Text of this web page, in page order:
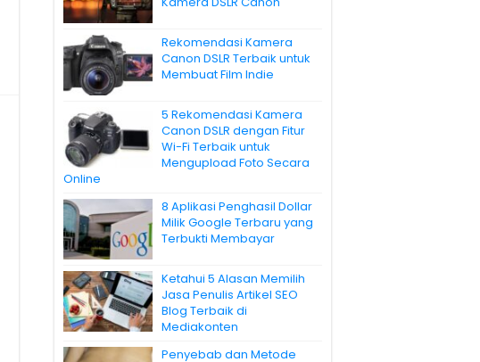
Rekomendasi Kamera
Canon DSLR Terbaik untuk
Membuat Film Indie
5 Rekomendasi Kamera
Canon DSLR dengan Fitur
Wi-Fi Terbaik untuk
Mengupload Foto Secara
Online
8 Aplikasi Penghasil Dollar
Milik Google Terbaru yang
Terbukti Membayar
Ketahui 5 Alasan Memilih
Jasa Penulis Artikel SEO
Blog Terbaik di
Mediakonten
Penyebab dan Metode